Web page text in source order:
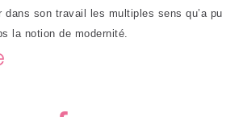
son travail les multiples sens qu’a pu
la notion de modernité.